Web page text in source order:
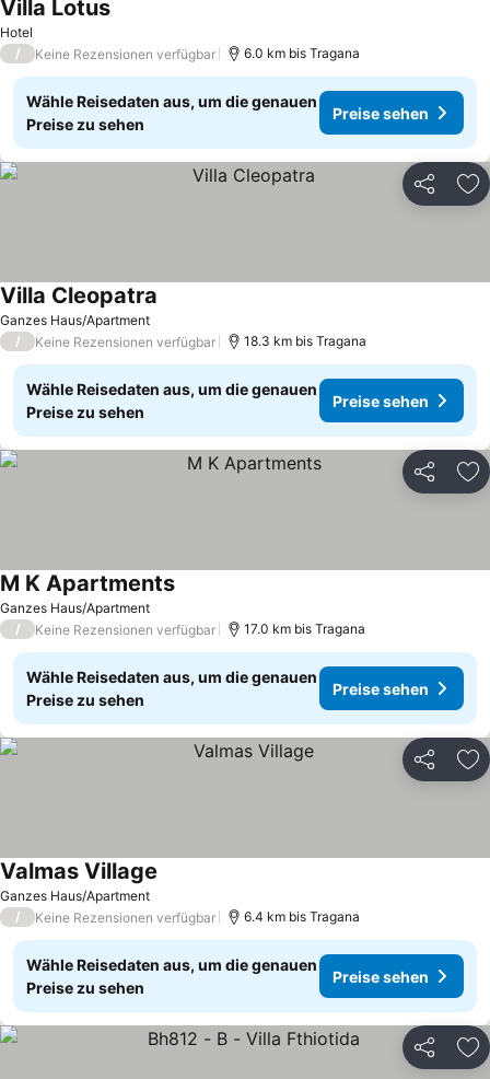
Hotel
Villa Lotus
/ Keine Rezensionen verfügbar 6.0 km bis Tragana
Wähle Reisedaten aus, um die genauen
Preise zu sehen
Preise sehen
Teilen
Ganzes Haus/Apartment
Villa Cleopatra
/ Keine Rezensionen verfügbar 18.3 km bis Tragana
Wähle Reisedaten aus, um die genauen
Preise zu sehen
Preise sehen
Teilen
Ganzes Haus/Apartment
M K Apartments
/ Keine Rezensionen verfügbar 17.0 km bis Tragana
Wähle Reisedaten aus, um die genauen
Preise zu sehen
Preise sehen
Teilen
Ganzes Haus/Apartment
Valmas Village
/ Keine Rezensionen verfügbar 6.4 km bis Tragana
Wähle Reisedaten aus, um die genauen
Preise zu sehen
Preise sehen
Teilen